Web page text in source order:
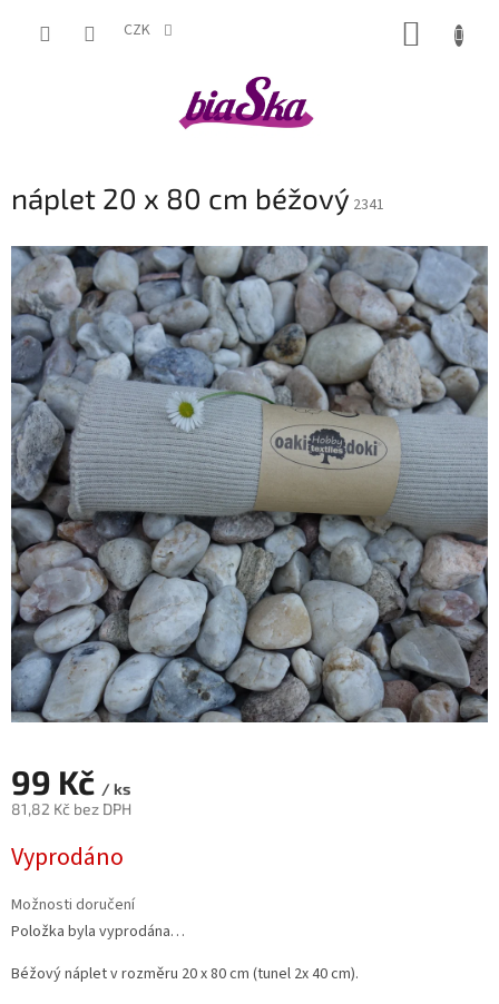
CZK
náplet 20 x 80 cm béžový 2341
99 Kč / ks
81,82 Kč bez DPH
cena:
Vyprodáno
Možnosti doručení
Položka byla vyprodána…
Béžový náplet v rozměru 20 x 80 cm (tunel 2x 40 cm).